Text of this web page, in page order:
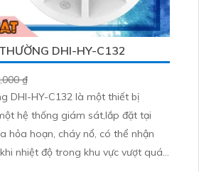
DHI-HY-C132
₫
DHI-HY-C132 là một thiết bị
hệ thống giám sát,lắp đặt tại
hỏa hoạn, cháy nổ, có thể nhận
nhiệt độ trong khu vực vượt quá